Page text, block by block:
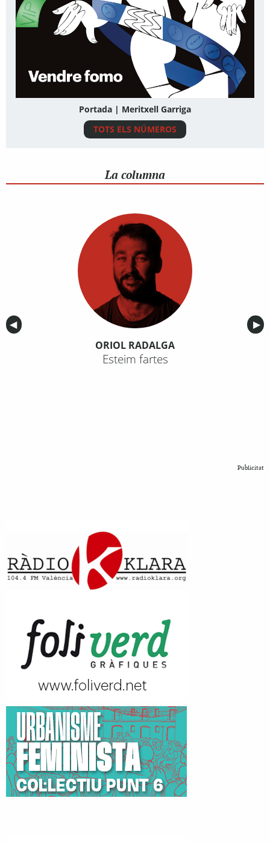
Portada | Meritxell Garriga
TOTS ELS NÚMEROS
La columna
Anterior
◀︎ ▶︎
ORIOL RADALGA
Esteim fartes
Publicitat